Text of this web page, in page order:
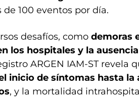
100 eventos por día.
desafíos, como demoras
los hospitales y la
ARGEN IAM-ST revela
inicio de síntomas hasta la
, y la mortalidad